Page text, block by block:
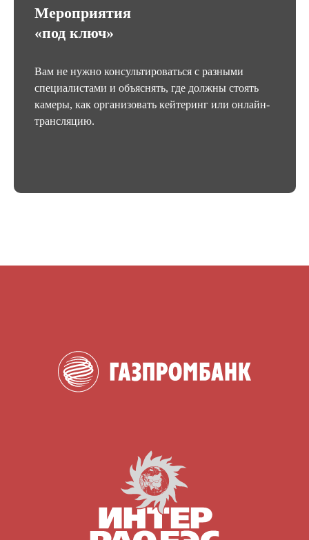
Мероприятия
«под ключ»
Вам не нужно консультироваться с разными
специалистами и объяснять, где должны стоять
камеры, как организовать кейтеринг или онлайн-
трансляцию.